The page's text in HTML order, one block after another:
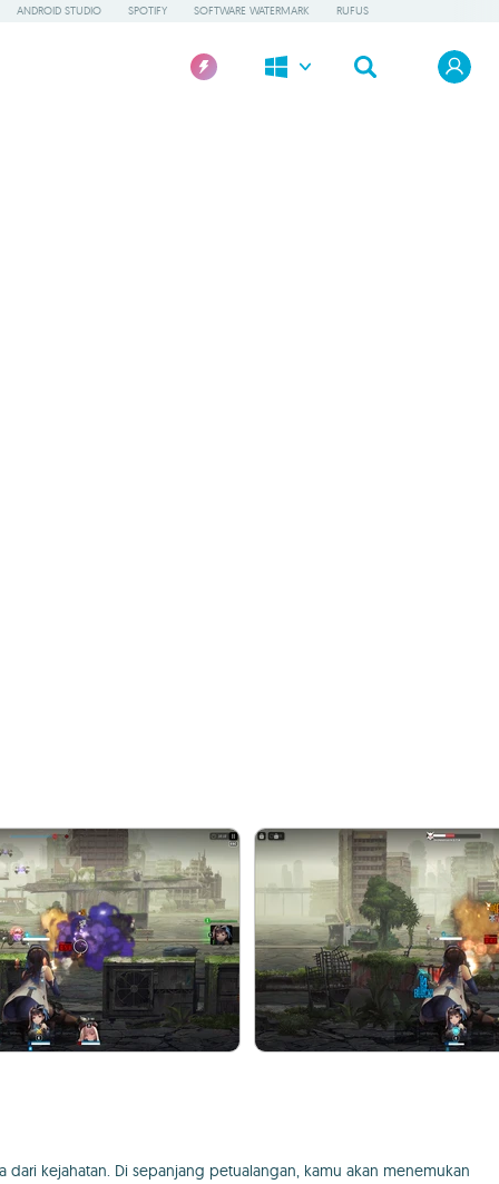
ANDROID STUDIO SPOTIFY SOFTWARE WATERMARK RUFUS
kejahatan. Di sepanjang petualangan, kamu akan menemukan